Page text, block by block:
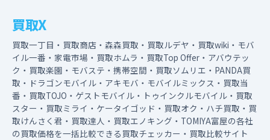
買取X
買取一丁目・買取商店・森森買取・買取ルデヤ・買取wiki・モバ
イル一番・家電市場・買取ホムラ・買取Top Offer・アバウテッ
ク・買取楽園・モバステ・携帯空間・買取ソムリエ・PANDA買
取・ドラゴンモバイル・アキモバ・モバイルミックス・買取当
番・買取TOJO・ゲストモバイル・トゥインクルモバイル・買取
スター・買取ミライ・ケータイゴッド・買取オク・ハチ買取・買
取けんさく君・買取達人・買取エノキング・TOMIYA富屋の各社
の買取価格を一括比較できる買取チェッカー・買取比較サイト